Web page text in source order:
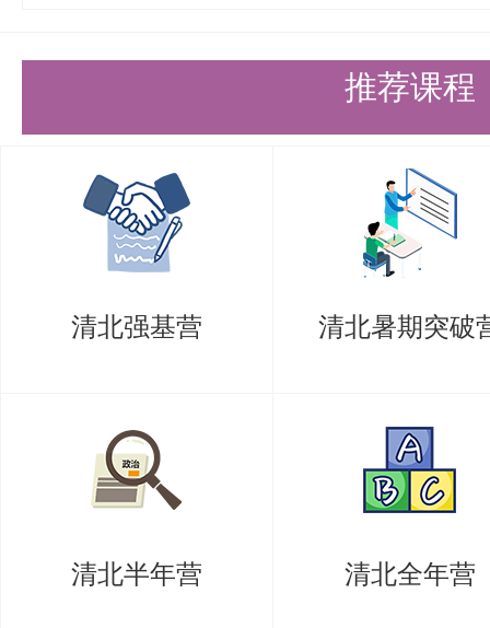
技能的培养，为读者后续的专业
《半导体物理与器件》：半导体
基本信息
《半导体物理与器件》（第三版
版，ISBN: 7 - 121 - 00863 - 7，
半导体领域的经典之作，对于报
（集成电路与系统）专业的考生
值。
推荐课程
清北强基营 清北暑期突破
清北半年营 清北全年营